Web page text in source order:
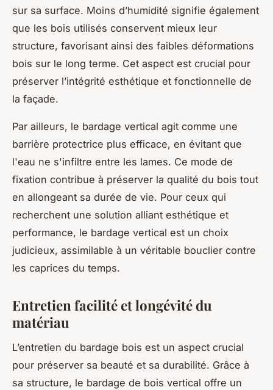
sur sa surface. Moins d’humidité signifie également
que les bois utilisés conservent mieux leur
structure, favorisant ainsi des faibles déformations
bois sur le long terme. Cet aspect est crucial pour
préserver l’intégrité esthétique et fonctionnelle de
la façade.
Par ailleurs, le bardage vertical agit comme une
barrière protectrice plus efficace, en évitant que
l'eau ne s'infiltre entre les lames. Ce mode de
fixation contribue à préserver la qualité du bois tout
en allongeant sa durée de vie. Pour ceux qui
recherchent une solution alliant esthétique et
performance, le bardage vertical est un choix
judicieux, assimilable à un véritable bouclier contre
les caprices du temps.
Entretien facilité et longévité du
matériau
L’entretien du bardage bois est un aspect crucial
pour préserver sa beauté et sa durabilité. Grâce à
sa structure, le bardage de bois vertical offre un